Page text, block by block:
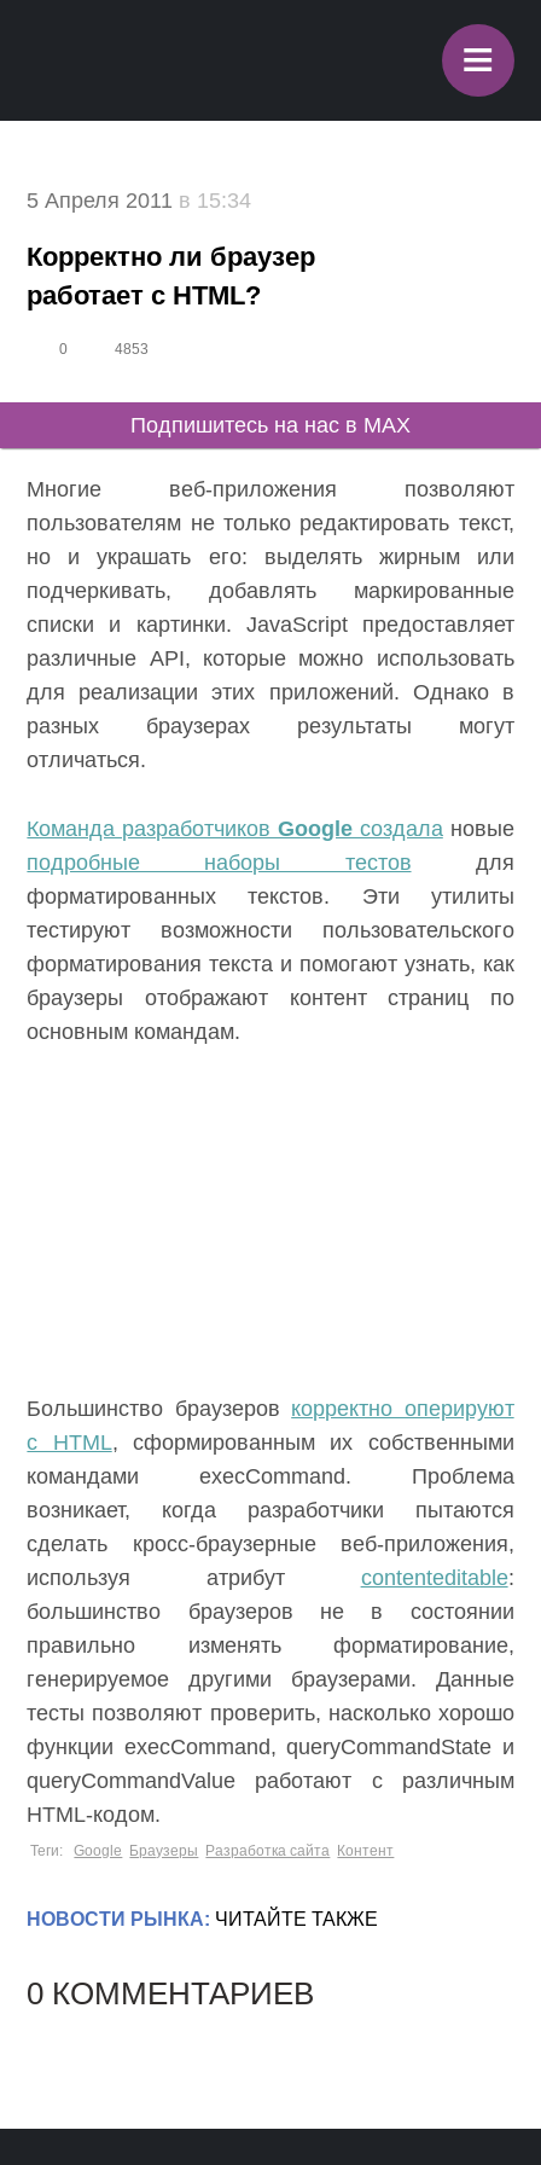
≡
5 Апреля 2011 в 15:34
Корректно ли браузер
работает с HTML?
0 4853
Подпишитесь на нас в MAX
Многие веб-приложения позволяют
пользователям не только редактировать текст,
но и украшать его: выделять жирным или
подчеркивать, добавлять маркированные
списки и картинки. JavaScript предоставляет
различные API, которые можно использовать
для реализации этих приложений. Однако в
разных браузерах результаты могут
отличаться.
Команда разработчиков Google создала новые
подробные наборы тестов для
форматированных текстов. Эти утилиты
тестируют возможности пользовательского
форматирования текста и помогают узнать, как
браузеры отображают контент страниц по
основным командам.
Большинство браузеров корректно оперируют
с HTML, сформированным их собственными
командами execCommand. Проблема
возникает, когда разработчики пытаются
сделать кросс-браузерные веб-приложения,
используя атрибут contenteditable:
большинство браузеров не в состоянии
правильно изменять форматирование,
генерируемое другими браузерами. Данные
тесты позволяют проверить, насколько хорошо
функции execCommand, queryCommandState и
queryCommandValue работают с различным
HTML-кодом.
Теги: Google Браузеры Разработка сайта Контент
НОВОСТИ РЫНКА: ЧИТАЙТЕ ТАКЖЕ
0 КОММЕНТАРИЕВ